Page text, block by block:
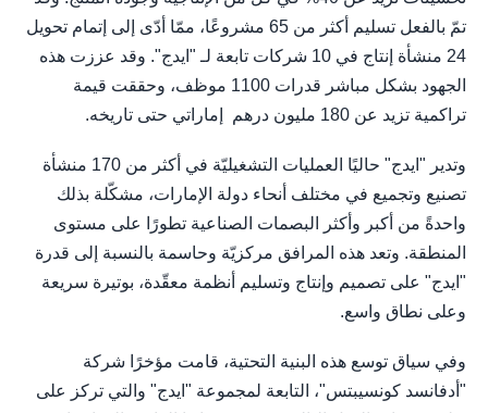
تمّ بالفعل تسليم أكثر من 65 مشروعًا، ممّا أدّى إلى إتمام تحويل
24 منشأة إنتاج في 10 شركات تابعة لـ "ايدج". وقد عززت هذه
الجهود بشكل مباشر قدرات 1100 موظف، وحققت قيمة
تراكمية تزيد عن 180 مليون درهم إماراتي حتى تاريخه.
وتدير "ايدج" حاليًا العمليات التشغيليّة في أكثر من 170 منشأة
تصنيع وتجميع في مختلف أنحاء دولة الإمارات، مشكّلة بذلك
واحدةً من أكبر وأكثر البصمات الصناعية تطورًا على مستوى
المنطقة. وتعد هذه المرافق مركزيّة وحاسمة بالنسبة إلى قدرة
"ايدج" على تصميم وإنتاج وتسليم أنظمة معقّدة، بوتيرة سريعة
وعلى نطاق واسع.
وفي سياق توسع هذه البنية التحتية، قامت مؤخرًا شركة
"أدفانسد كونسيبتس"، التابعة لمجموعة "ايدج" والتي تركز على